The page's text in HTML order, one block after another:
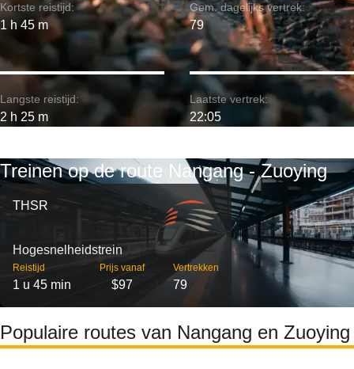
Kortste reistijd:
1 h 45 m
Langste reistijd:
2 h 25 m
Gem. dagelijks vertrek:
79
Laatste vertrek:
22:05
Treinen op de route Nangang - Zuoying
THSR
Hogesnelheidstrein
Reistijd
1 u 45 min
Prijs vanaf
$97
Vertrekken
79
Populaire routes van Nangang en Zuoying